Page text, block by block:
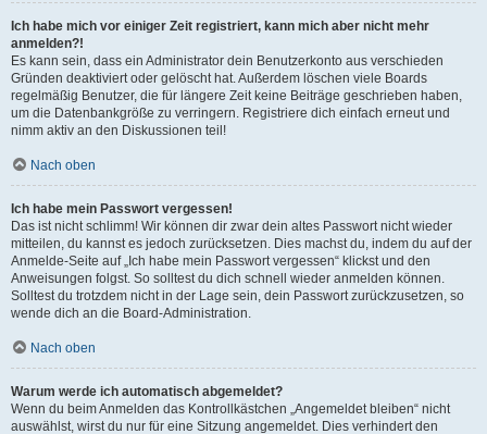
Ich habe mich vor einiger Zeit registriert, kann mich aber nicht mehr
anmelden?!
Es kann sein, dass ein Administrator dein Benutzerkonto aus verschieden
Gründen deaktiviert oder gelöscht hat. Außerdem löschen viele Boards
regelmäßig Benutzer, die für längere Zeit keine Beiträge geschrieben haben,
um die Datenbankgröße zu verringern. Registriere dich einfach erneut und
nimm aktiv an den Diskussionen teil!
Nach oben
Ich habe mein Passwort vergessen!
Das ist nicht schlimm! Wir können dir zwar dein altes Passwort nicht wieder
mitteilen, du kannst es jedoch zurücksetzen. Dies machst du, indem du auf der
Anmelde-Seite auf „Ich habe mein Passwort vergessen“ klickst und den
Anweisungen folgst. So solltest du dich schnell wieder anmelden können.
Solltest du trotzdem nicht in der Lage sein, dein Passwort zurückzusetzen, so
wende dich an die Board-Administration.
Nach oben
Warum werde ich automatisch abgemeldet?
Wenn du beim Anmelden das Kontrollkästchen „Angemeldet bleiben“ nicht
auswählst, wirst du nur für eine Sitzung angemeldet. Dies verhindert den